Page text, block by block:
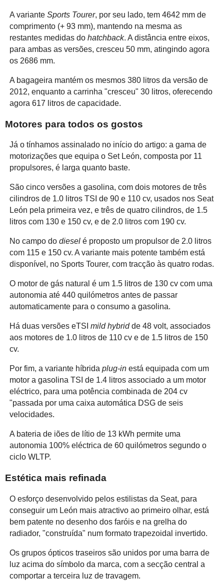
A variante Sports Tourer, por seu lado, tem 4642 mm de
comprimento (+ 93 mm), mantendo na mesma as
restantes medidas do hatchback. A distância entre eixos,
para ambas as versões, cresceu 50 mm, atingindo agora
os 2686 mm.
A bagageira mantém os mesmos 380 litros da versão de
2012, enquanto a carrinha "cresceu" 30 litros, oferecendo
agora 617 litros de capacidade.
Motores para todos os gostos
Já o tínhamos assinalado no início do artigo: a gama de
motorizações que equipa o Set León, composta por 11
propulsores, é larga quanto baste.
São cinco versões a gasolina, com dois motores de três
cilindros de 1.0 litros TSI de 90 e 110 cv, usados nos Seat
León pela primeira vez, e três de quatro cilindros, de 1.5
litros com 130 e 150 cv, e de 2.0 litros com 190 cv.
No campo do dieselé proposto um propulsor de 2.0 litros
com 115 e 150 cv. A variante mais potente também está
disponível, no Sports Tourer, com tracção às quatro rodas.
O motor de gás natural é um 1.5 litros de 130 cv com uma
autonomia até 440 quilómetros antes de passar
automaticamente para o consumo a gasolina.
Há duas versões eTSI mild hybridde 48 volt, associados
aos motores de 1.0 litros de 110 cv e de 1.5 litros de 150
cv.
Por fim, a variante híbrida plug-inestá equipada com um
motor a gasolina TSI de 1.4 litros associado a um motor
eléctrico, para uma potência combinada de 204 cv
"passada por uma caixa automática DSG de seis
velocidades.
A bateria de iões de lítio de 13 kWh permite uma
autonomia 100% eléctrica de 60 quilómetros segundo o
ciclo WLTP.
Estética mais refinada
O esforço desenvolvido pelos estilistas da Seat, para
conseguir um León mais atractivo ao primeiro olhar, está
bem patente no desenho dos faróis e na grelha do
radiador, "construída" num formato trapezoidal invertido.
Os grupos ópticos traseiros são unidos por uma barra de
luz acima do símbolo da marca, com a secção central a
comportar a terceira luz de travagem.